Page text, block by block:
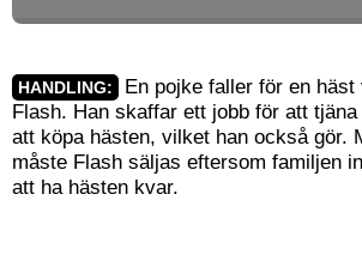
HANDLING:
En pojke faller för en häst
Flash. Han skaffar ett jobb för att
att köpa hästen, vilket han också gör.
måste Flash säljas eftersom familjen
att ha hästen kvar.